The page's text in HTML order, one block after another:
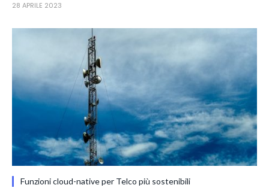
28 APRILE 2023
Funzioni cloud-native per Telco più sostenibili